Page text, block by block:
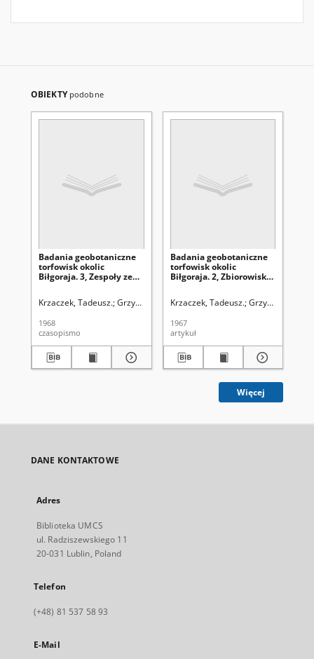
OBIEKTY podobne
Badania geobotaniczne
torfowisk okolic
Biłgoraja. 3, Zespoły ze
Krzaczek, Tadeusz. Grzycki, Stanisław (1910-1978). Redaktor sekcji
1968
czasopismo
Badania geobotaniczne
torfowisk okolic
Biłgoraja. 2, Zbiorowiska
Krzaczek, Tadeusz. Grzycki,
1967
artykuł
Więcej
DANE KONTAKTOWE
Adres
Biblioteka UMCS
ul. Radziszewskiego 11
20-031 Lublin, Poland
Telefon
(+48) 81 537 58 93
E-Mail